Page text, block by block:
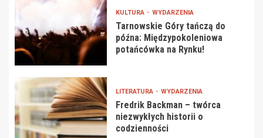
KULTURA WYDARZENIA
Tarnowskie Góry tańczą do
późna: Międzypokoleniowa
potańcówka na Rynku!
LITERATURA WYDARZENIA
Fredrik Backman – twórca
niezwykłych historii o
codzienności